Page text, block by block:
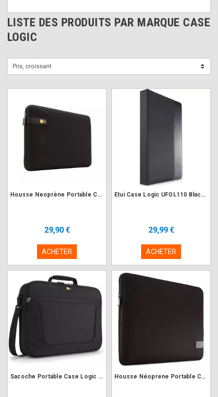
LISTE DES PRODUITS PAR MARQUE CASE
LOGIC
Prix, croissant
Housse Neoprène Portable Case Logic LAPS114K Noir 14"
29,90 €
ACHETER
Etui Case Logic UFOL110 Black up to 10.2" / 17.8 x 27.5 x 1.6 cm
29,99 €
ACHETER
Sacoche Portable Case Logic VNCi-217 Noir 17.3" Housse Néoprene Portable Case Logic REFPC-116 Noir 15" à 16"